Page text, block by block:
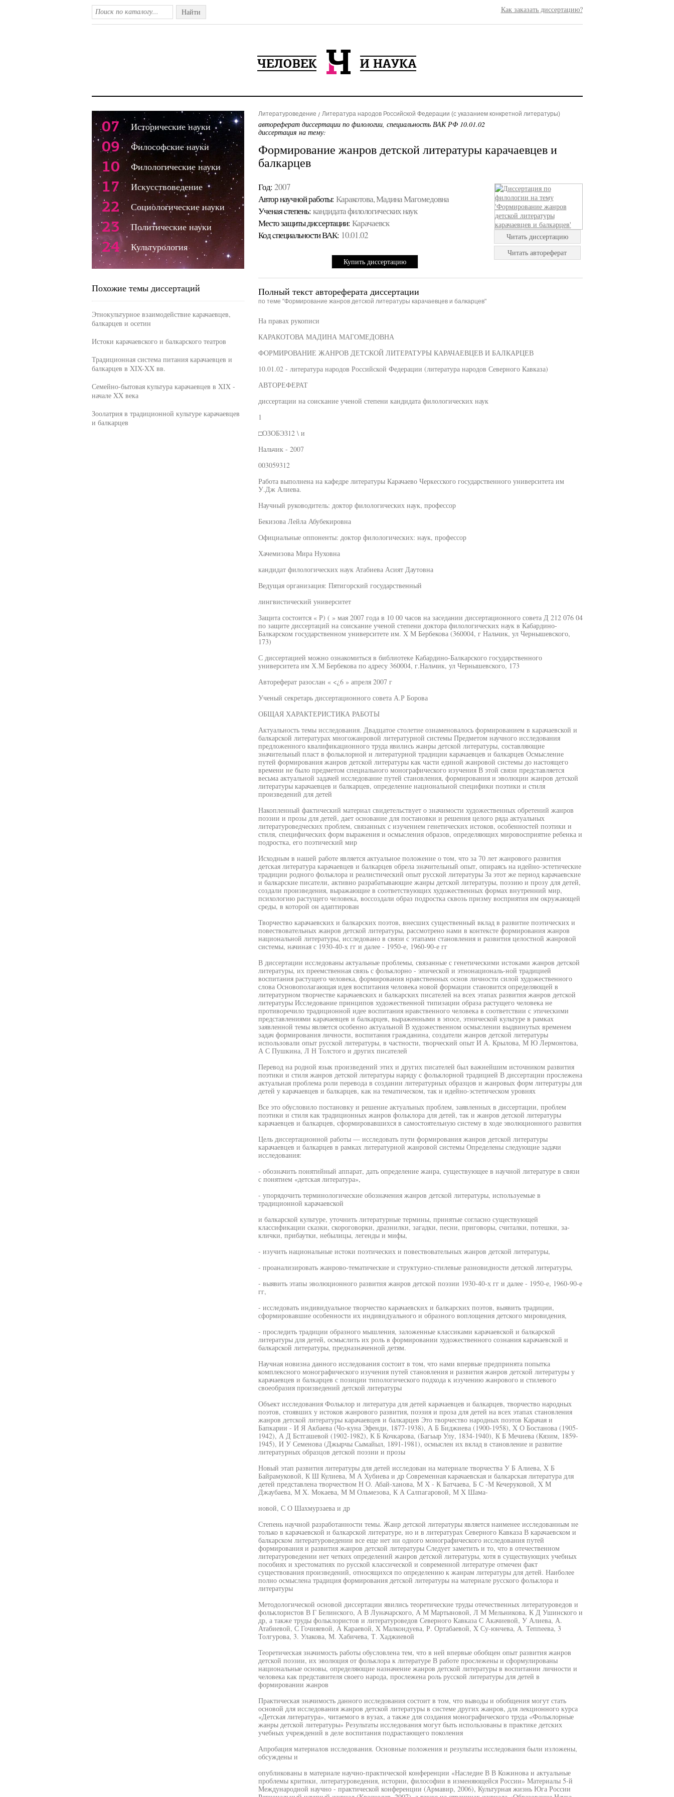
Найти Как заказать диссертацию?
Литературоведение Литература народов Российской Федерации (с указанием конкретной литературы)
автореферат диссертации по филологии, специальность ВАК РФ 10.01.02
диссертация на тему:
Формирование жанров детской литературы карачаевцев и
балкарцев
Год: 2007
Автор научной работы: Каракотова, Мадина Магомедовна
Ученая cтепень: кандидата филологических наук
Место защиты диссертации: Карачаевск
Код cпециальности ВАК: 10.01.02
Купить диссертацию
Читать диссертацию
Читать автореферат
Полный текст автореферата диссертации
по теме "Формирование жанров детской литературы карачаевцев и балкарцев"
На правах рукописи
КАРАКОТОВА МАДИНА МАГОМЕДОВНА
ФОРМИРОВАНИЕ ЖАНРОВ ДЕТСКОЙ ЛИТЕРАТУРЫ КАРАЧАЕВЦЕВ И БАЛКАРЦЕВ
10.01.02 - литература народов Российской Федерации (литература народов Северного Кавказа)
АВТОРЕФЕРАТ
диссертации на соискание ученой степени кандидата филологических наук
1
□ОЗОБЭЗ12 \ и
Нальчик - 2007
003059312
Работа выполнена на кафедре литературы Карачаево Черкесского государственного университета им
У.Дж Алиева.
Научный руководитель: доктор филологических наук, профессор
Бекизова Лейла Абубекировна
Официальные оппоненты: доктор филологических: наук, профессор
Хачемизова Мира Нуховна
кандидат филологических наук Атабиева Асият Даутовна
Ведущая организация: Пятигорский государственный
лингвистический университет
Защита состоится « Р) ( » мая 2007 года в 10 00 часов на заседании диссертационного совета Д 212 076 04
по защите диссертаций на соискание ученой степени доктора филологических наук в Кабардино-
Балкарском государственном университете им. X М Бербекова (360004, г Нальчик, ул Чернышевского,
173)
С диссертацией можно ознакомиться в библиотеке Кабардино-Балкарского государственного
университета им Х.М Бербекова по адресу 360004, г.Нальчик, ул Чернышевского, 173
Автореферат разослан « <¿6 » апреля 2007 г
Ученый секретарь диссертационного совета А.Р Борова
ОБЩАЯ ХАРАКТЕРИСТИКА РАБОТЫ
Актуальность темы исследования. Двадцатое столетие ознаменовалось формированием в карачаевской и
балкарской литературах многожанровой литературной системы Предметом научного исследования
предложенного квалификационного труда явились жанры детской литературы, составляющие
значительный пласт в фольклорной и литературной традиции карачаевцев и балкарцев Осмысление
путей формирования жанров детской литературы как части единой жанровой системы до настоящего
времени не было предметом специального монографического изучения В этой связи представляется
весьма актуальной задачей исследование путей становления, формирования и эволюции жанров детской
литературы карачаевцев и балкарцев, определение национальной специфики поэтики и стиля
произведений для детей
Накопленный фактический материал свидетельствует о значимости художественных обретений жанров
поэзии и прозы для детей, дает основание для постановки и решения целого ряда актуальных
литературоведческих проблем, связанных с изучением генетических истоков, особенностей поэтики и
стиля, специфических форм выражения и осмысления образов, определяющих мировосприятие ребенка и
подростка, его поэтический мир
Исходным в нашей работе является актуальное положение о том, что за 70 лет жанрового развития
детская литература карачаевцев и балкарцев обрела значительный опыт, опираясь на идейно-эстетические
традиции родного фольклора и реалистический опыт русской литературы За этот же период карачаевские
и балкарские писатели, активно разрабатывающие жанры детской литературы, поэзию и прозу для детей,
создали произведения, выражающие в соответствующих художественных формах внутренний мир,
психологию растущего человека, воссоздали образ подростка сквозь призму восприятия им окружающей
среды, в которой он адаптирован
Творчество карачаевских и балкарских поэтов, внесших существенный вклад в развитие поэтических и
повествовательных жанров детской литературы, рассмотрено нами в контексте формирования жанров
национальной литературы, исследовано в связи с этапами становления и развития целостной жанровой
системы, начиная с 1930-40-х гг и далее - 1950-е, 1960-90-е гг
В диссертации исследованы актуальные проблемы, связанные с генетическими истоками жанров детской
литературы, их преемственная связь с фольклорно - эпической и этнонациональ-ной традицией
воспитания растущего человека, формирования нравственных основ личности силой художественного
слова Основополагающая идея воспитания человека новой формации становится определяющей в
литературном творчестве карачаевских и балкарских писателей на всех этапах развития жанров детской
литературы Исследование принципов художественной типизации образа растущего человека не
противоречило традиционной идее воспитания нравственного человека в соответствии с этическими
представлениями карачаевцев и балкарцев, выраженными в эпосе, этнической культуре в рамках
заявленной темы является особенно актуальной В художественном осмыслении выдвинутых временем
задач формирования личности, воспитания гражданина, создатели жанров детской литературы
использовали опыт русской литературы, в частности, творческий опыт И А. Крылова, М Ю Лермонтова,
А С Пушкина, Л Н Толстого и других писателей
Перевод на родной язык произведений этих и других писателей был важнейшим источником развития
поэтики и стиля жанров детской литературы наряду с фольклорной традицией В диссертации прослежена
актуальная проблема роли перевода в создании литературных образцов и жанровых форм литературы для
детей у карачаевцев и балкарцев, как на тематическом, так и идейно-эстетическом уровнях
Все это обусловило постановку и решение актуальных проблем, заявленных в диссертации, проблем
поэтики и стиля как традиционных жанров фольклора для детей, так и жанров детской литературы
карачаевцев и балкарцев, сформировавшихся в самостоятельную систему в ходе эволюционного развития
Цель диссертационной работы — исследовать пути формирования жанров детской литературы
карачаевцев и балкарцев в рамках литературной жанровой системы Определены следующие задачи
исследования:
- обозначить понятийный аппарат, дать определение жанра, существующее в научной литературе в связи
с понятием «детская литература»,
- упорядочить терминологические обозначения жанров детской литературы, используемые в
традиционной карачаевской
и балкарской культуре, уточнить литературные термины, принятые согласно существующей
классификации сказки, скороговорки, дразнилки, загадки, песни, приговоры, считалки, потешки, за-
клички, прибаутки, небылицы, легенды и мифы,
- изучить национальные истоки поэтических и повествовательных жанров детской литературы,
- проанализировать жанрово-тематические и структурно-стилевые разновидности детской литературы,
- выявить этапы эволюционного развития жанров детской поэзии 1930-40-х гг и далее - 1950-е, 1960-90-е
гг,
- исследовать индивидуальное творчество карачаевских и балкарских поэтов, выявить традиции,
сформировавшие особенности их индивидуального и образного воплощения детского мировидения,
- проследить традиции образного мышления, заложенные классиками карачаевской и балкарской
литературы для детей, осмыслить их роль в формировании художественного сознания карачаевской и
балкарской литературы, предназначенной детям.
Научная новизна данного исследования состоит в том, что нами впервые предпринята попытка
комплексного монографического изучения путей становления и развития жанров детской литературы у
карачаевцев и балкарцев с позиции типологического подхода к изучению жанрового и стилевого
своеобразия произведений детской литературы
Объект исследования Фольклор и литература для детей карачаевцев и балкарцев, творчество народных
поэтов, стоявших у истоков жанрового развития, поэзия и проза для детей на всех этапах становления
жанров детской литературы карачаевцев и балкарцев Это творчество народных поэтов Карачая и
Бапкарии - И Я Акбаева (Чо-куна Эфенди, 1877-1938), А Б Биджиева (1900-1958), X О Бостанова (1905-
1942), А Д Бстгашевой (1902-1982), К Б Кочкарова, (Багьыр Улу, 1834-1940), К Б Мечиева (Кязим, 1859-
1945), И У Семенова (Джырчы Сымайыл, 1891-1981), осмыслен их вклад в становление и развитие
литературных образцов детской поэзии и прозы
Новый этап развития литературы для детей исследован на материале творчества У Б Алиева, X Б
Байрамуковой, К Ш Кулиева, М А Хубиева и др Современная карачаевская и балкарская литература для
детей представлена творчеством Н О. Абай-ханова, М X - К Батчаева, Б С -М Кечеруковой, X М
Джаубаева, М X. Мокаева, М М Ольмезова, К А Салпагаровой, М X Шама-
новой, С О Шахмурзаева и др
Степень научной разработанности темы. Жанр детской литературы является наименее исследованным не
только в карачаевской и балкарской литературе, но и в литературах Северного Кавказа В карачаевском и
балкарском литературоведении все еще нет ни одного монографического исследования путей
формирования и развития жанров детской литературы Следует заметить и то, что в отечественном
литературоведении нет четких определений жанров детской литературы, хотя в существующих учебных
пособиях и хрестоматиях по русской классической и современной литературе отмечен факт
существования произведений, относящихся по определению к жанрам литературы для детей. Наиболее
полно осмыслена традиция формирования детской литературы на материале русского фольклора и
литературы
Методологической основой диссертации явились теоретические труды отечественных литературоведов и
фольклористов В Г Белинского, А В Луначарского, А М Мартыновой, Л М Мельникова, К Д Ушинского и
др, а также труды фольклористов и литературоведов Северного Кавказа С Акачиевой, У Алиева, А.
Атабиевой, С Гочияевой, А Караевой, X Малкондуева, Р. Ортабаевой, X Су-юнчева, А. Теппеева, 3
Толгурова, 3. Улакова, М. Хабичева, Т. Хаджиевой
Теоретическая значимость работы обусловлена тем, что в ней впервые обобщен опыт развития жанров
детской поэзии, их эволюция от фольклора к литературе В работе прослежены и сформулированы
национальные основы, определяющие назначение жанров детской литературы в воспитании личности и
человека как представителя своего народа, прослежена роль русской литературы для детей в
формировании жанров
Практическая значимость данного исследования состоит в том, что выводы и обобщения могут стать
основой для исследования жанров детской литературы в системе других жанров, для лекционного курса
«Детская литература», читаемого в вузах, а также для создания монографического труда «Фольклорные
жанры детской литературы» Результаты исследования могут быть использованы в практике детских
учебных учреждений в деле воспитания подрастающего поколения
Апробация материалов исследования. Основные положения и результаты исследования были изложены,
обсуждены и
опубликованы в материале научно-практической конференции «Наследие В В Кожинова и актуальные
проблемы критики, литературоведения, истории, философии в изменяющейся России» Материалы 5-й
Международной научно - практической конференции (Армавир, 2006), Культурная жизнь Юга России
07 Исторические науки
09 Философские науки
10 Филологические науки
17 Искусствоведение
22 Социологические науки
23 Политические науки
24 Культурология
Похожие темы диссертаций
Этнокультурное взаимодействие карачаевцев,
балкарцев и осетин
Истоки карачаевского и балкарского театров
Традиционная система питания карачаевцев и
балкарцев в XIX-XX вв.
Семейно-бытовая культура карачаевцев в XIX -
начале XX века
Зоолатрия в традиционной культуре карачаевцев
и балкарцев